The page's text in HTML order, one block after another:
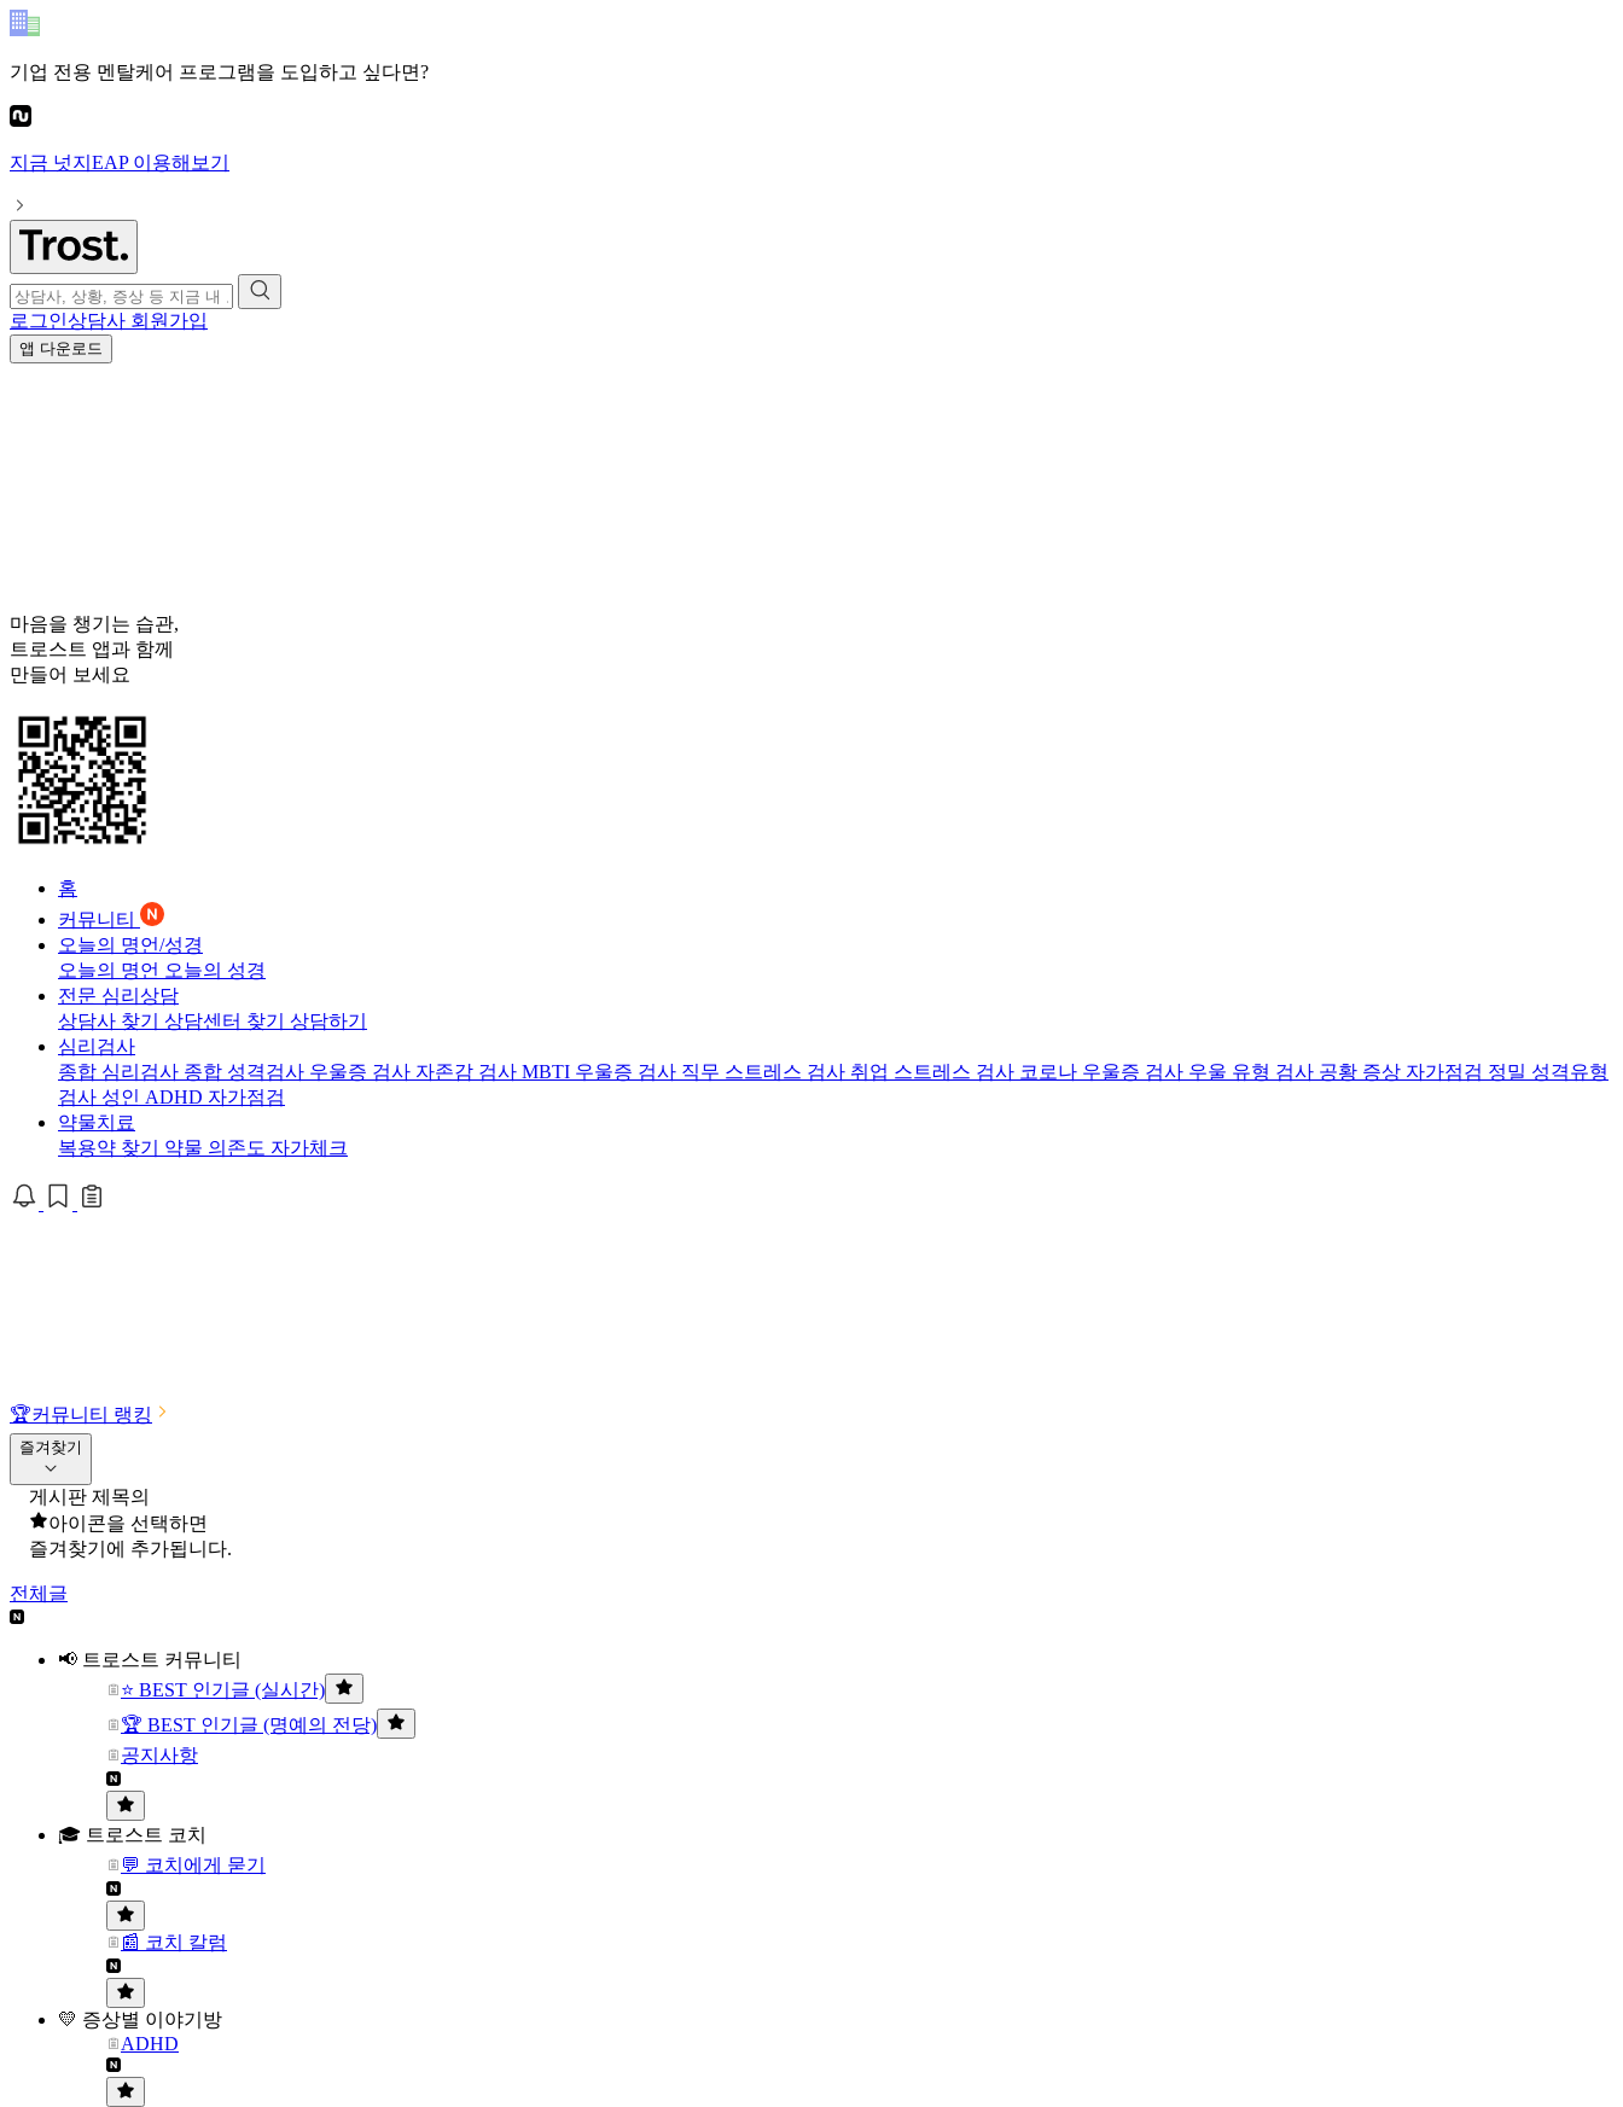
기업 전용 멘탈케어 프로그램을 도입하고 싶다면?
지금 넛지EAP이용해보기
로그인상담사 회원가입
앱 다운로드
마음을 챙기는 습관,
트로스트 앱과 함께
만들어 보세요
홈
커뮤니티
오늘의 명언/성경
오늘의 명언 오늘의 성경
전문 심리상담
상담사 찾기 상담센터 찾기 상담하기
심리검사
종합 심리검사 종합 성격검사 우울증 검사 자존감 검사 MBTI 우울증 검사 직무 스트레스 검사 취업 스트레스 검사 코로나 우울증 검사 우울 유형 검사 공황 증상 자가점검 정밀 성격유형
검사 성인 ADHD 자가점검
약물치료
복용약 찾기 약물 의존도 자가체크
🏆커뮤니티 랭킹
즐겨찾기
게시판 제목의
아이콘을 선택하면
즐겨찾기에 추가됩니다.
전체글
📢 트로스트 커뮤니티
⭐ BEST 인기글 (실시간)
🏆 BEST 인기글 (명예의 전당)
공지사항
🎓 트로스트 코치
💬 코치에게 묻기
📰 코치 칼럼
💛 증상별 이야기방
ADHD